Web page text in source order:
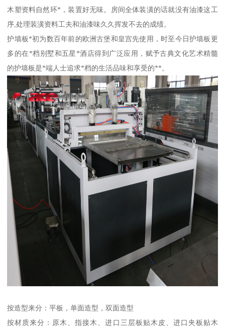
木塑资料自然环*，装置好无味。房间全体装潢的话就没有油漆这工
序,处理装潢资料工夫和油漆味久久挥发不去的成绩。
护墙板*初为数百年前的欧洲古堡和皇宫先使用，时至今日护墙板更
多的在*档别墅和五星*酒店得到广泛应用，赋予古典文化艺术精髓
的护墙板是*端人士追求*档的生活品味和享受的**。
按造型来分：平板，单面造型，双面造型
按材质来分：原木、指接木、进口三层板贴木皮、进口夹板贴木